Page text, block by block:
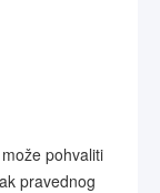
pohvaliti
pravednog